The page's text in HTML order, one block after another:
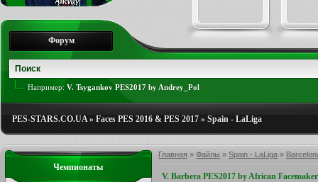
Форум
Например: V. Tsygankov PES2017 by Andrey_Pol
PES-STARS.CO.UA» Faces PES 2016 & PES 2017 » Spain - LaLiga
Главная » Файлы » Spain - LaLiga »
V. Barbera PES2017 by African
Чемпионаты